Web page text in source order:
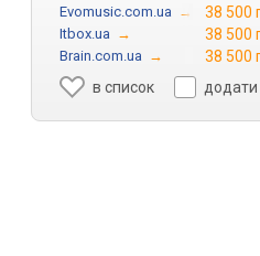
Evomusic.com.ua → 38 500
Itbox.ua → 38 500
Brain.com.ua → 38 500
в список
додати